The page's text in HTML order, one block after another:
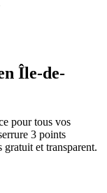
Île-de-
pour tous vos
3 points
et transparent.